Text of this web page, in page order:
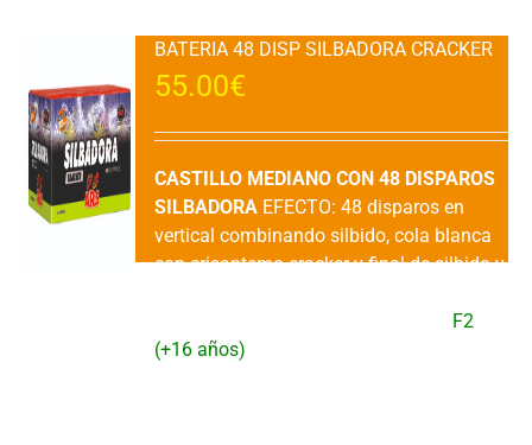
BATERIA 48 DISP SILBADORA CRACKER
55.00€
CASTILLO MEDIANO CON 48 DISPAROS
SILBADORA EFECTO: 48 disparos en
vertical combinando silbido, cola blanca
con crisantemo cracker y final de silbido y
F2
(+16 años)